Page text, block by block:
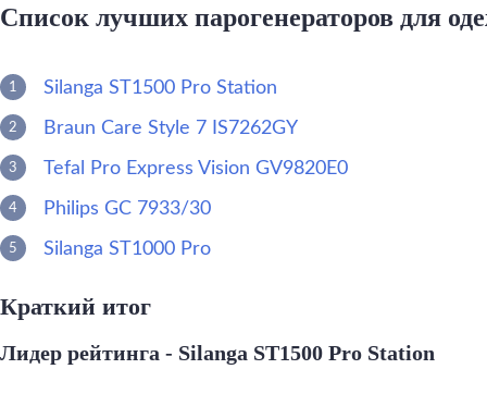
Список лучших парогенераторов для
Silanga ST1500 Pro Station
Braun Care Style 7 IS7262GY
Tefal Pro Express Vision GV9820E0
Philips GC 7933/30
Silanga ST1000 Pro
Краткий итог
Лидер рейтинга - Silanga ST1500 Pro Station